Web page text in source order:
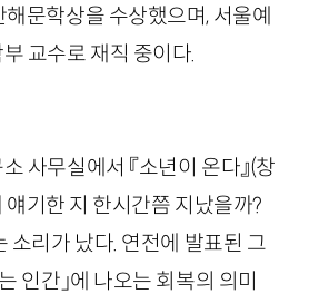
문학상을 수상했으며, 서울예
교수로 재직 중이다.
사무실에서 『소년이 온다』(창
얘기한 지 한시간쯤 지났을까?
소리가 났다. 연전에 발표된 그
인간」에 나오는 회복의 의미